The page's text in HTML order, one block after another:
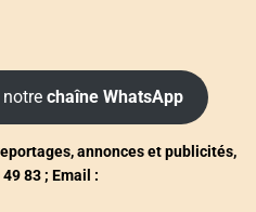
chaîne WhatsApp
annonces et publicités,
83 ; Email :